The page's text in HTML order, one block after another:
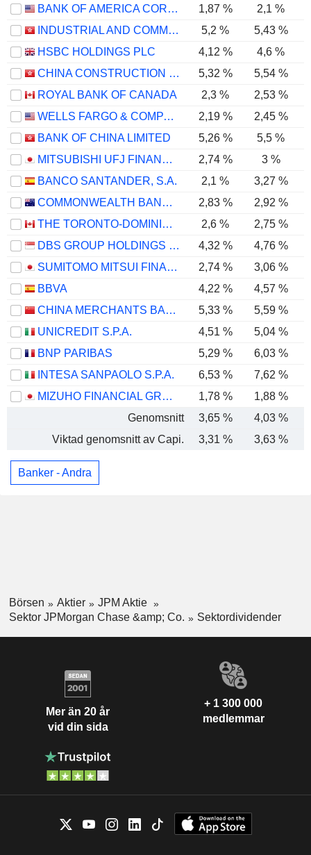
BANK OF AMERICA CORPORATION
1,87 %
2,1 %
INDUSTRIAL AND COMMERCIAL BANK OF CHINA LIMITED
5,2 %
5,43 %
HSBC HOLDINGS PLC
4,12 % 4,6 %
CHINA CONSTRUCTION BANK CORPORATION
5,32 %
5,54 %
ROYAL BANK OF CANADA
2,3 % 2,53 %
WELLS FARGO & COMPANY
2,19 % 2,45 %
BANK OF CHINA LIMITED
5,26 %
5,5 %
MITSUBISHI UFJ FINANCIAL GROUP, INC.
2,74 % 3 %
BANCO SANTANDER, S.A.
2,1 % 3,27 %
COMMONWEALTH BANK OF AUSTRALIA
2,83 % 2,92 %
THE TORONTO-DOMINION BANK
2,6 % 2,75 %
DBS GROUP HOLDINGS LTD
4,32 % 4,76 %
SUMITOMO MITSUI FINANCIAL GROUP, INC.
2,74 %
3,06 %
BBVA
4,22 %
4,57 %
CHINA MERCHANTS BANK CO., LTD.
5,33 %
5,59 %
UNICREDIT S.P.A.
4,51 % 5,04 %
BNP PARIBAS
5,29 %
6,03 %
INTESA SANPAOLO S.P.A.
6,53 % 7,62 %
MIZUHO FINANCIAL GROUP, INC.
1,78 % 1,88 %
Genomsnitt
3,65 % 4,03 %
Viktad genomsnitt av Capi.
3,31 % 3,63 %
Banker - Andra
Börsen Aktier
JPM Aktie
Sektor JPMorgan Chase &amp; Co.
Sektordividender
Mer än 20 år
vid din sida
+ 1 300 000
medlemmar